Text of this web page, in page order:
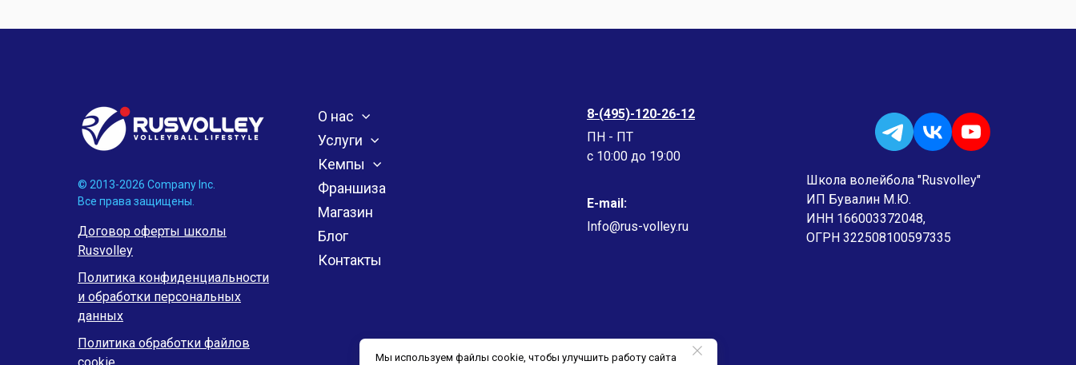
© 2013-2026 Company Inc.
Все права защищены.
Договор оферты школы
Rusvolley
Политика конфиденциальности
и обработки персональных
данных
Политика обработки файлов
О нас
Услуги
Кемпы
Франшиза
Магазин
Блог
Контакты
8-(495)-120-26-12
ПН - ПТ
c 10:00 до 19:00
E-mail:
Info@rus-volley.ru
Школа волейбола "Rusvolley"
ИП Бувалин М.Ю.
ИНН 166003372048,
ОГРН 322508100597335
Мы используем файлы cookie, чтобы улучшить работу сайта